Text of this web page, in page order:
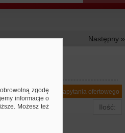
Następny »
Dodaj do zapytania ofertowego
zgodę
informacje o
Możesz też